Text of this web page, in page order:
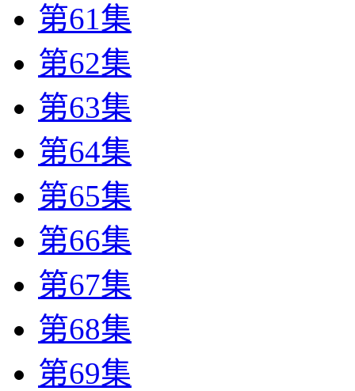
第61集
第62集
第63集
第64集
第65集
第66集
第67集
第68集
第69集